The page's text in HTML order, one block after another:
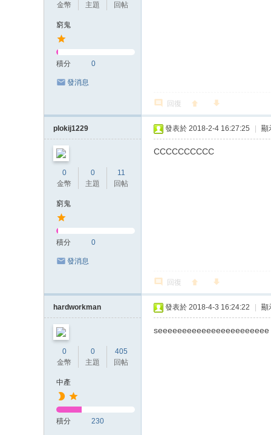
金幣
主題
回帖
窮鬼
積分 0
發消息
回復
plokij1229
0
金幣
0
主題
11
回帖
窮鬼
積分 0
發消息
發表於 2018-2-4 16:27:25 顯
CCCCCCCCCC
回復
hardworkman
0
金幣
0
主題
405
回帖
中產
積分 230
發表於 2018-4-3 16:24:22 顯
seeeeeeeeeeeeeeeeeeeeeee